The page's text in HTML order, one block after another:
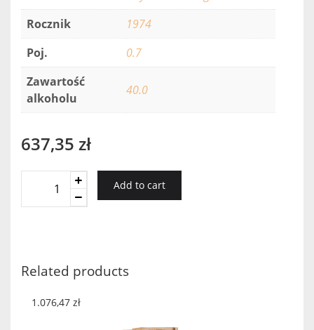
Rocznik
1974
Poj.
0.7
Zawartość
alkoholu
40.0
637,35 zł
Gaston
1974
quantity
Add to cart
Related products
1.076,47 zł